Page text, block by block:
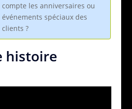
compte les anniversaires ou
événements spéciaux des
clients ?
histoire